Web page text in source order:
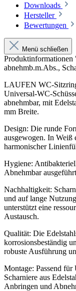
Downloads
Hersteller
Bewertungen
Menü schließen
abnehmb.m.Abs.,
LAUFEN WC-
Universal-WC-
abnehmbar, mit
mm Breite.
Design: Die runde
ausgewogen. In Weiß
harmonischer
Hygiene:
Abnehmbar
Nachhaltigkeit:
und auf lange
unterstützt eine
Austausch.
Qualität: Die
korrosionsbeständig
robuste Ausführung
Montage: Passend
Scharniere aus
Anbringen und